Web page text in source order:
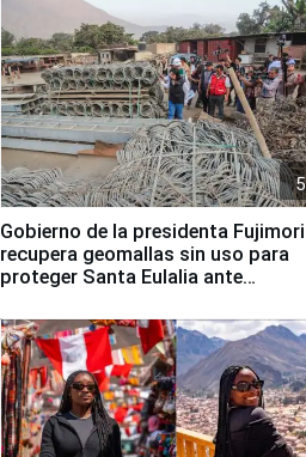
5
Gobierno de la presidenta Fujimori
recupera geomallas sin uso para
proteger Santa Eulalia ante